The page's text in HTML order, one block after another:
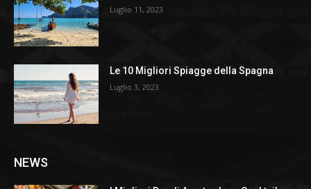
Luglio 11, 2023
Le 10 Migliori Spiagge della Spagna
Luglio 3, 2023
NEWS